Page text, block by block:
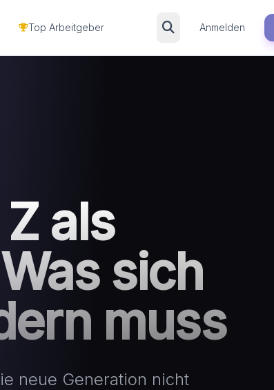
Top Arbeitgeber Anmelden
als
sich
muss
neue Generation nicht